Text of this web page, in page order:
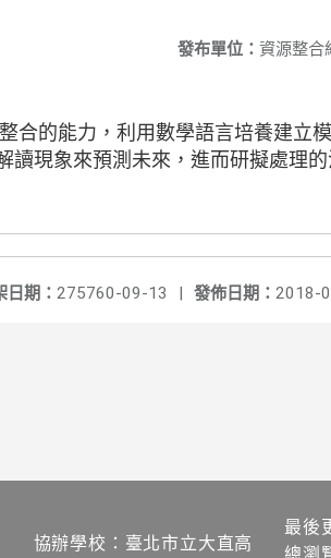
發布單位： 資源整合
合的能力，利用數學語言培養建立
讀現象來預測未來，進而研擬處理
發佈日期： 2018-
日期： 275760-09-13 |
辦學校：臺北市立大直高
最後